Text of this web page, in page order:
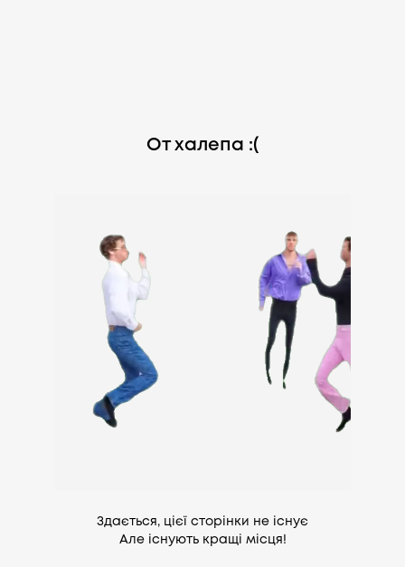
От халепа :(
Здається, цієї сторінки не існує
Але існують кращі місця!